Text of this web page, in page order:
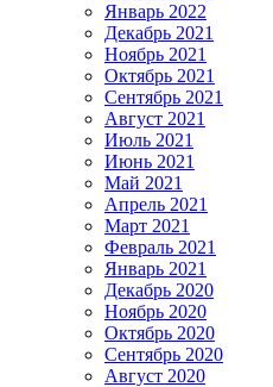
Январь 2022
Декабрь 2021
Ноябрь 2021
Октябрь 2021
Сентябрь 2021
Август 2021
Июль 2021
Июнь 2021
Май 2021
Апрель 2021
Март 2021
Февраль 2021
Январь 2021
Декабрь 2020
Ноябрь 2020
Октябрь 2020
Сентябрь 2020
Август 2020